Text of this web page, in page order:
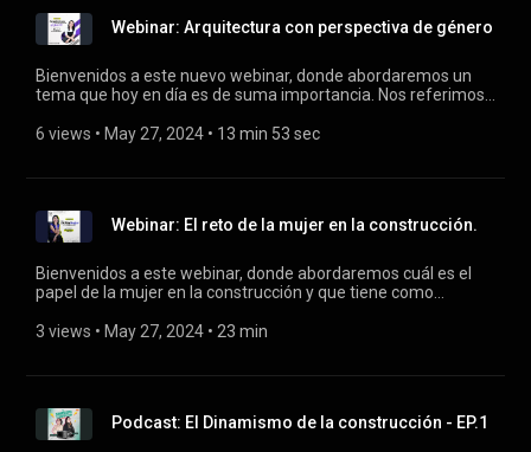
consejos de nuestro gerente de comunicación Caleb
Medrano, especialista en el tema y como conductora Karla
Webinar: Arquitectura con perspectiva de género
Bienvenidos a este nuevo webinar, donde abordaremos un
tema que hoy en día es de suma importancia. Nos referimos
y la aplicación de esta perspectiva, ayudará a avanzar hacia
6 views • May 27, 2024 • 13 min 53 sec
Webinar: El reto de la mujer en la construcción.
Bienvenidos a este webinar, donde abordaremos cuál es el
papel de la mujer en la construcción y que tiene como
que aportan y trabajan en este sector. Nuestra invitada nos
3 views • May 27, 2024 • 23 min
Podcast: El Dinamismo de la construcción - EP.1